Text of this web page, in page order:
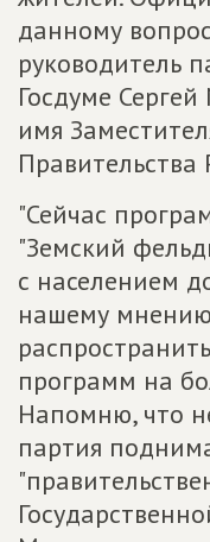
данному
руководитель
Госдуме
имя
"Сейчас
"Земский
с населением
нашему
программ на
Напомню, что
партия